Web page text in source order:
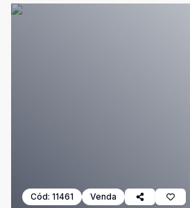
Cód: 11461 Venda